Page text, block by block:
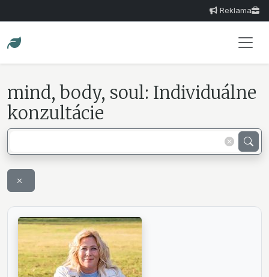
Reklama
mind, body, soul: Individuálne
konzultácie